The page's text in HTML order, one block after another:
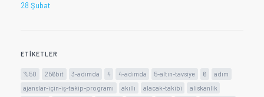
28 Şubat
ETIKETLER
%50 256bit 3-adımda 4 4-adımda 5-altın-tavsiye 6
adım
ajanslar-için-iş-takip-programı
akıllı alacak-takibi
aliskanlik